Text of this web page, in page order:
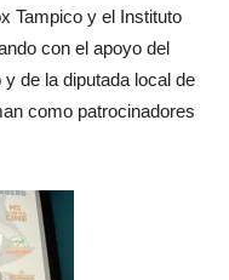
Tampico y el Instituto
con el apoyo del
de la diputada local de
como patrocinadores